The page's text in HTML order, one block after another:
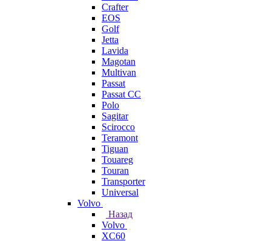
Crafter
EOS
Golf
Jetta
Lavida
Magotan
Multivan
Passat
Passat CC
Polo
Sagitar
Scirocco
Teramont
Tiguan
Touareg
Touran
Transporter
Universal
Volvo
Назад
Volvo
XC60